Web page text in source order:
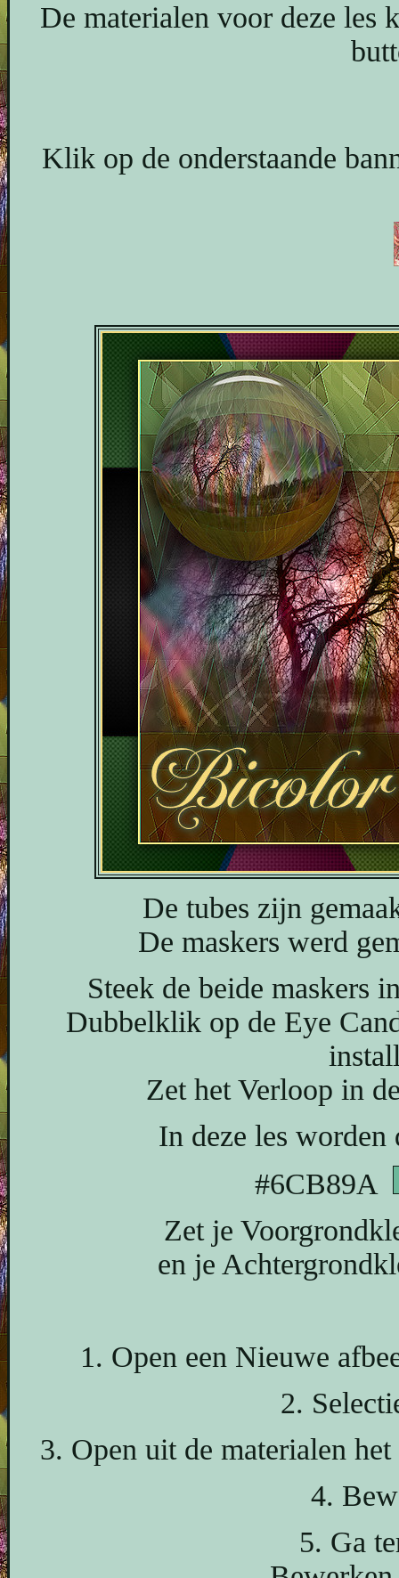
De materialen voor deze les
Klik op de onderstaande
De tubes zijn
De maskers werd
Steek de beide maskers
Dubbelklik op de Eye
Zet het Verloop in
In deze les
#6CB89A
Zet je
en je
1. Open een Nieuwe
2.
3. Open uit de materialen
4.
5. Ga